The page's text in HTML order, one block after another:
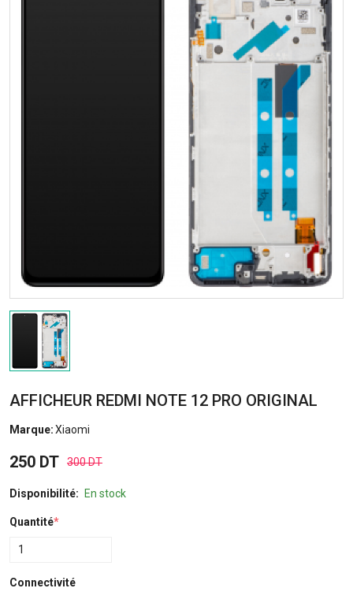
AFFICHEUR REDMI NOTE 12 PRO ORIGINAL
Marque:Xiaomi
250 DT 300 DT
Disponibilité: En stock
Quantité*
Connectivité